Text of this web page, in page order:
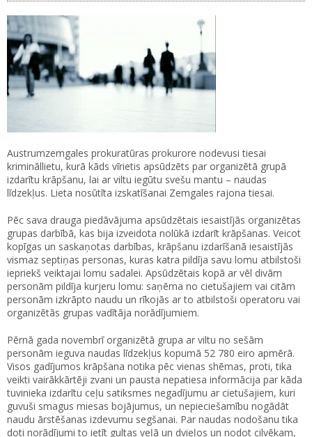
Austrumzemgales prokuratūras prokurore nodevusi tiesai
krimināllietu, kurā kāds vīrietis apsūdzēts par organizētā grupā
izdarītu krāpšanu, lai ar viltu iegūtu svešu mantu – naudas
līdzekļus. Lieta nosūtīta izskatīšanai Zemgales rajona tiesai.
Pēc sava drauga piedāvājuma apsūdzētais iesaistījās organizētas
grupas darbībā, kas bija izveidota nolūkā izdarīt krāpšanas. Veicot
kopīgas un saskaņotas darbības, krāpšanu izdarīšanā iesaistījās
vismaz septiņas personas, kuras katra pildīja savu lomu atbilstoši
iepriekš veiktajai lomu sadalei. Apsūdzētais kopā ar vēl divām
personām pildīja kurjeru lomu: saņēma no cietušajiem vai citām
personām izkrāpto naudu un rīkojās ar to atbilstoši operatoru vai
organizētās grupas vadītāja norādījumiem.
Pērnā gada novembrī organizētā grupa ar viltu no sešām
personām ieguva naudas līdzekļus kopumā 52 780 eiro apmērā.
Visos gadījumos krāpšana notika pēc vienas shēmas, proti, tika
veikti vairākkārtēji zvani un pausta nepatiesa informācija par kāda
tuvinieka izdarītu ceļu satiksmes negadījumu ar cietušajiem, kuri
guvuši smagus miesas bojājumus, un nepieciešamību nogādāt
naudu ārstēšanas izdevumu segšanai. Par naudas nodošanu tika
doti norādījumi to ietīt gultas veļā un dvieļos un nodot cilvēkam,